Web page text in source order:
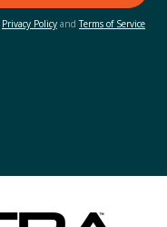
Privacy Policy andTerms of Service